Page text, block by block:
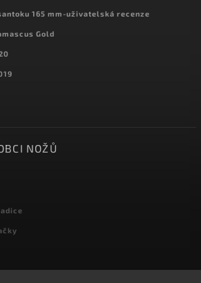
165 mm-uživatelská recenze
Gold
NOŽŮ